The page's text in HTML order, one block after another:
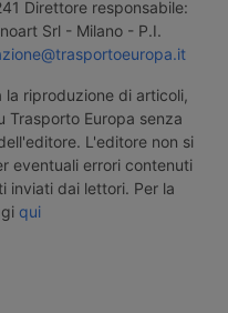
Direttore responsabile:
Srl - Milano - P.I.
riproduzione di articoli,
Trasporto Europa senza
L'editore non si
eventuali errori contenuti
inviati dai lettori. Per la
qui